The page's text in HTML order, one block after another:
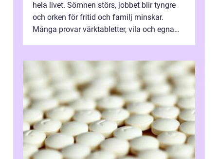
hela livet. Sömnen störs, jobbet blir tyngre
och orken för fritid och familj minskar.
Många provar värktabletter, vila och egna